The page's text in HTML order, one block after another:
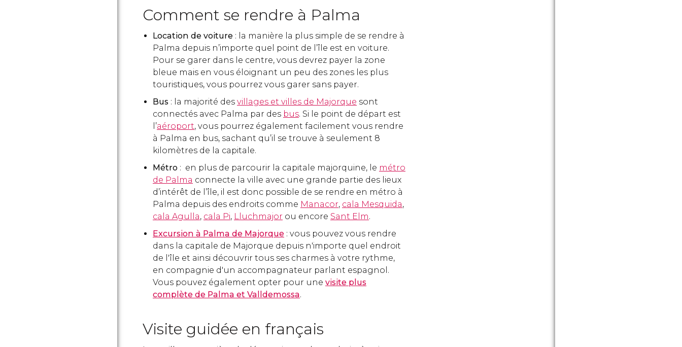
Comment se rendre à Palma
Location de voiture : la manière la plus simple de se rendre à
Palma depuis n’importe quel point de l’île est en voiture.
Pour se garer dans le centre, vous devrez payer la zone
bleue mais en vous éloignant un peu des zones les plus
touristiques, vous pourrez vous garer sans payer.
Bus : la majorité des villages et villes de Majorque sont
connectés avec Palma par des bus. Si le point de départ est
l’aéroport, vous pourrez également facilement vous rendre
à Palma en bus, sachant qu’il se trouve à seulement 8
kilomètres de la capitale.
Métro : en plus de parcourir la capitale majorquine, le métro
de Palma connecte la ville avec une grande partie des lieux
d’intérêt de l’île, il est donc possible de se rendre en métro à
Palma depuis des endroits comme Manacor, cala Mesquida,
cala Agulla, cala Pi, Lluchmajor ou encore Sant Elm.
Excursion à Palma de Majorque : vous pouvez vous rendre
dans la capitale de Majorque depuis n'importe quel endroit
de l'île et ainsi découvrir tous ses charmes à votre rythme,
en compagnie d'un accompagnateur parlant espagnol.
Vous pouvez également opter pour une visite plus
complète de Palma et Valldemossa.
Visite guidée en français